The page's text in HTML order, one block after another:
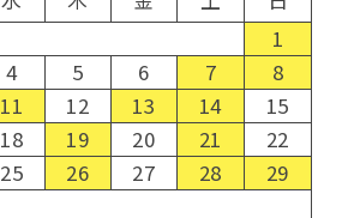
1
4 5 6 7
8
11 12 13 14
15
18 19 20 21
22
25 26 27 28
29